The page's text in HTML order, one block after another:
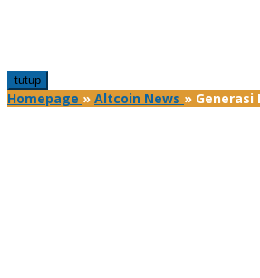
tutup
Homepage » Altcoin News » Generasi